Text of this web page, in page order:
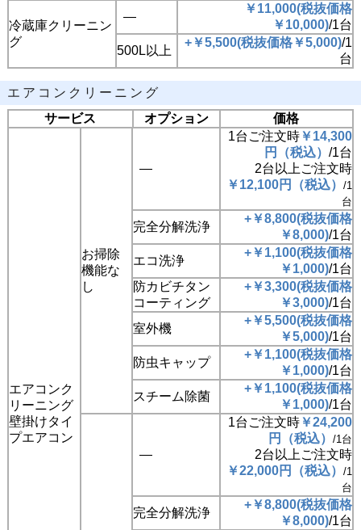
冷蔵庫クリーニン
グ
―
￥11,000(税抜価格
￥10,000)/1台
500L以上
+￥5,500(税抜価格￥5,000)/1
台
エアコンクリーニング
サービス
オプション 価格
エアコンク
リーニング
壁掛けタイ
プエアコン
お掃除
機能な
し
―
1台ご注文時￥14,300
円（税込） /1台
2台以上ご注文時
￥12,100円（税込） /1
台
完全分解洗浄
+￥8,800(税抜価格
￥8,000)/1台
エコ洗浄
+￥1,100(税抜価格
￥1,000)/1台
防カビチタン
コーティング
+￥3,300(税抜価格
￥3,000)/1台
室外機
+￥5,500(税抜価格
￥5,000)/1台
防虫キャップ
+￥1,100(税抜価格
￥1,000)/1台
スチーム除菌
+￥1,100(税抜価格
￥1,000)/1台
―
1台ご注文時￥24,200
円（税込） /1台
2台以上ご注文時
￥22,000円（税込） /1
台
完全分解洗浄
+￥8,800(税抜価格
￥8,000)/1台